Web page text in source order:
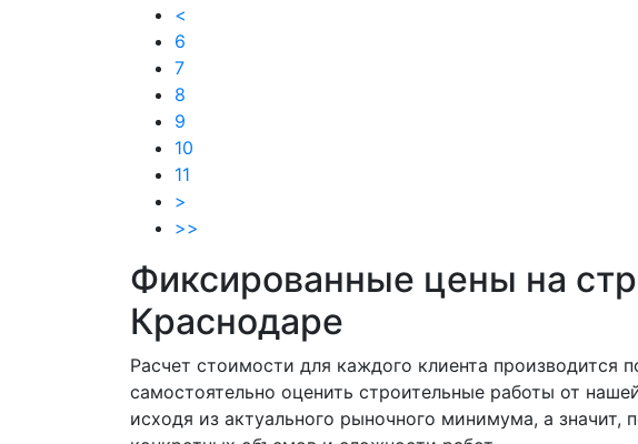
<
6
7
8
9
10
11
>
>>
Фиксированные цены на
Краснодаре
Расчет стоимости для каждого клиента
самостоятельно оценить строительные работы от
исходя из актуального рыночного минимума, а значит,